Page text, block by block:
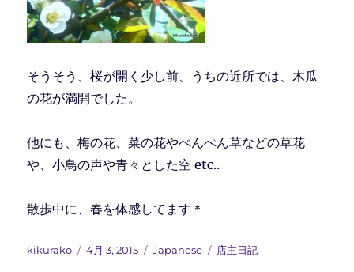
そうそう、桜が開く少し前、うちの近所では、木瓜
の花が満開でした。
他にも、梅の花、菜の花やぺんぺん草などの草花
や、小鳥の声や青々とした空 etc..
散歩中に、春を体感してます＊
投
kikurako
投
4月 3, 2015
カ
Japanese
タ
店主日記